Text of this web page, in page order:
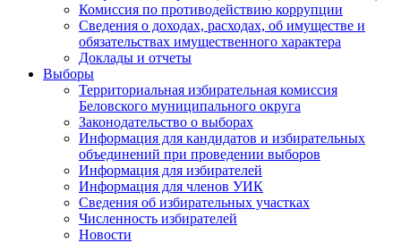
Комиссия по противодействию коррупции
Сведения о доходах, расходах, об имуществе и
обязательствах имущественного характера
Доклады и отчеты
Выборы
Территориальная избирательная комиссия
Беловского муниципального округа
Законодательство о выборах
Информация для кандидатов и избирательных
объединений при проведении выборов
Информация для избирателей
Информация для членов УИК
Сведения об избирательных участках
Численность избирателей
Новости